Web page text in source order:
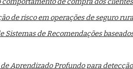
de risco em operações de seguro
Sistemas de Recomendações
Aprendizado Profundo para